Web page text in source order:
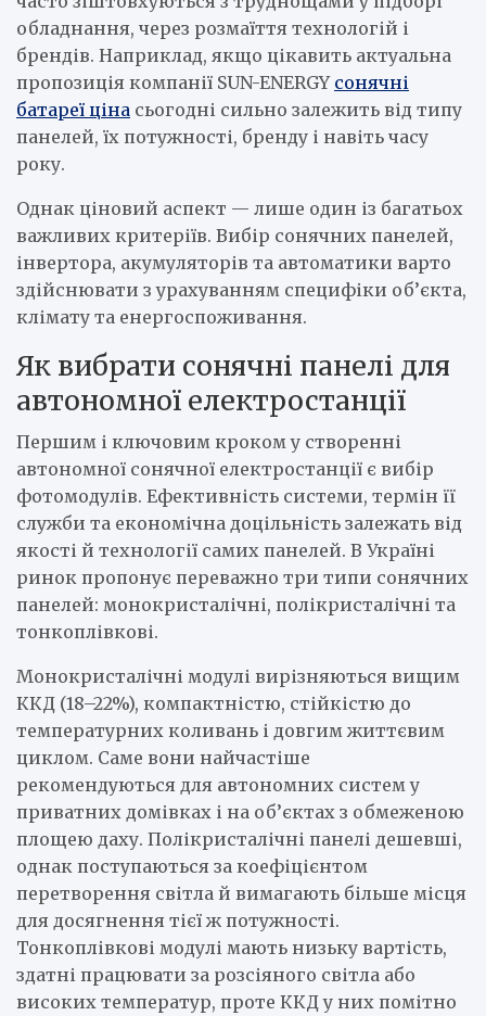
обладнання, через розмаїття технологій і
брендів. Наприклад, якщо цікавить актуальна
пропозиція компанії SUN-ENERGY сонячні
батареї ціна сьогодні сильно залежить від типу
панелей, їх потужності, бренду і навіть часу
року.
Однак ціновий аспект — лише один із багатьох
важливих критеріїв. Вибір сонячних панелей,
інвертора, акумуляторів та автоматики варто
здійснювати з урахуванням специфіки об’єкта,
клімату та енергоспоживання.
Як вибрати сонячні панелі для
автономної електростанції
Першим і ключовим кроком у створенні
автономної сонячної електростанції є вибір
фотомодулів. Ефективність системи, термін її
служби та економічна доцільність залежать від
якості й технології самих панелей. В Україні
ринок пропонує переважно три типи сонячних
панелей: монокристалічні, полікристалічні та
тонкоплівкові.
Монокристалічні модулі вирізняються вищим
ККД (18–22%), компактністю, стійкістю до
температурних коливань і довгим життєвим
циклом. Саме вони найчастіше
рекомендуються для автономних систем у
приватних домівках і на об’єктах з обмеженою
площею даху. Полікристалічні панелі дешевші,
однак поступаються за коефіцієнтом
перетворення світла й вимагають більше місця
для досягнення тієї ж потужності.
Тонкоплівкові модулі мають низьку вартість,
здатні працювати за розсіяного світла або
високих температур, проте ККД у них помітно